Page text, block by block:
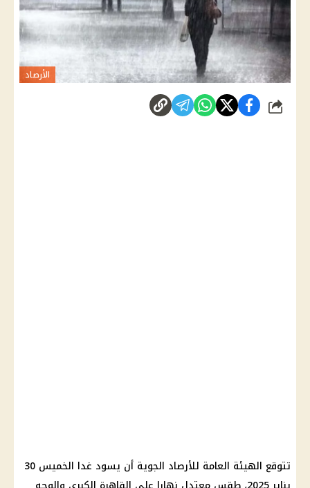
الأرصاد
شارك
تتوقع الهيئة العامة للأرصاد الجوية أن يسود غدا الخميس 30